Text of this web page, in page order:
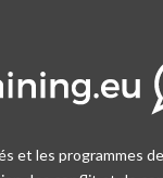
et les programmes